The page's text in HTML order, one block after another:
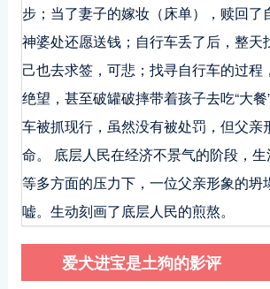
步；当了妻子的嫁妆（床单），赎回了
神婆处还愿送钱；自行车丢了后，整天
己也去求签，可悲；找寻自行车的过程
绝望，甚至破罐破摔带着孩子去吃“大
车被抓现行，虽然没有被处罚，但父亲
命。 底层人民在经济不景气的阶段，
等多方面的压力下，一位父亲形象的坍
嘘。生动刻画了底层人民的煎熬。
爱犬进宝是土狗的影评